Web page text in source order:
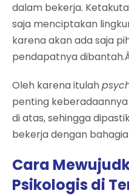
dalam bekerja.
saja menciptakan
karena akan ada saja
pendapatnya
Oleh karena itulah
penting
di atas, sehingga
bekerja dengan
Cara
Psikologis di